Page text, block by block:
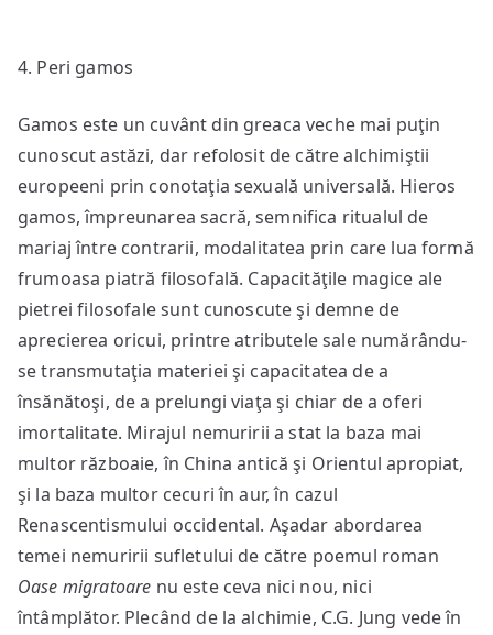
4. Peri gamos
Gamos este un cuvânt din greaca veche mai puţin
cunoscut astăzi, dar refolosit de către alchimiştii
europeeni prin conotaţia sexuală universală. Hieros
gamos, împreunarea sacră, semnifica ritualul de
mariaj între contrarii, modalitatea prin care lua formă
frumoasa piatră filosofală. Capacităţile magice ale
pietrei filosofale sunt cunoscute şi demne de
aprecierea oricui, printre atributele sale numărându-
se transmutaţia materiei şi capacitatea de a
însănătoşi, de a prelungi viaţa şi chiar de a oferi
imortalitate. Mirajul nemuririi a stat la baza mai
multor războaie, în China antică şi Orientul apropiat,
şi la baza multor cecuri în aur, în cazul
Renascentismului occidental. Aşadar abordarea
temei nemuririi sufletului de către poemul roman
Oase migratoare nu este ceva nici nou, nici
întâmplător. Plecând de la alchimie, C.G. Jung vede în